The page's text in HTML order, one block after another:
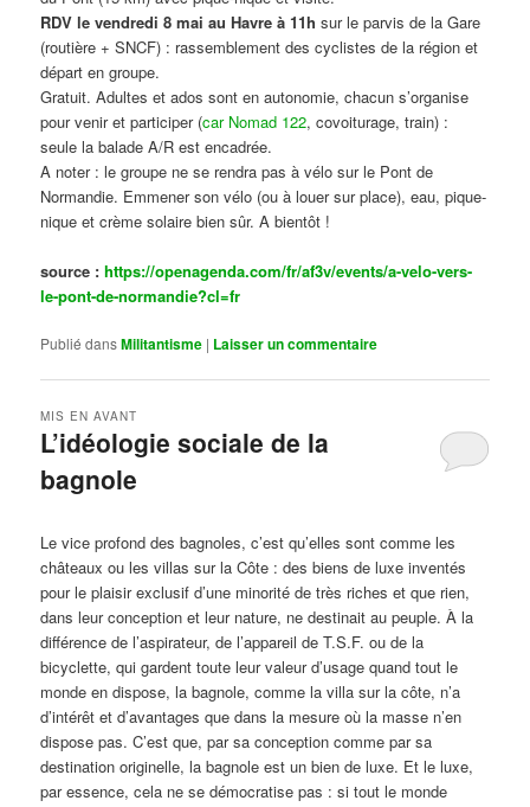
RDV le vendredi 8 mai au Havre à 11h sur le parvis de la Gare
(routière + SNCF) : rassemblement des cyclistes de la région et
départ en groupe.
Gratuit. Adultes et ados sont en autonomie, chacun s’organise
pour venir et participer (car Nomad 122, covoiturage, train) :
seule la balade A/R est encadrée.
A noter : le groupe ne se rendra pas à vélo sur le Pont de
Normandie. Emmener son vélo (ou à louer sur place), eau, pique-
nique et crème solaire bien sûr. A bientôt !
source :https://openagenda.com/fr/af3v/events/a-velo-vers-
le-pont-de-normandie?cl=fr
Publié dansMilitantisme | Laisser un commentaire
L’idéologie sociale de la
bagnole
MIS EN AVANT
Le vice profond des bagnoles, c’est qu’elles sont comme les
châteaux ou les villas sur la Côte : des biens de luxe inventés
pour le plaisir exclusif d’une minorité de très riches et que rien,
dans leur conception et leur nature, ne destinait au peuple. À la
différence de l’aspirateur, de l’appareil de T.S.F. ou de la
bicyclette, qui gardent toute leur valeur d’usage quand tout le
monde en dispose, la bagnole, comme la villa sur la côte, n’a
d’intérêt et d’avantages que dans la mesure où la masse n’en
dispose pas. C’est que, par sa conception comme par sa
destination originelle, la bagnole est un bien de luxe. Et le luxe,
par essence, cela ne se démocratise pas : si tout le monde